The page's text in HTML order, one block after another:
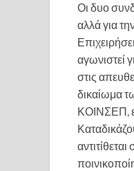
Οι δυο
αλλά για
αγωνιστεί
στις
δικαίωμα
ΚΟΙΝΣΕΠ,